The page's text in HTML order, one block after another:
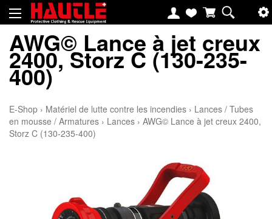
AWG© Lance à jet creux
2400, Storz C (130-235-
400)
E-Shop › Matériel de lutte contre les incendies › Lances / Tubes
en mousse / Armatures › Lances › AWG© Lance à jet creux 2400,
Storz C (130-235-400)